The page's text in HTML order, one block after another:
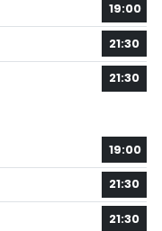
19:00
21:30
21:30
19:00
21:30
21:30